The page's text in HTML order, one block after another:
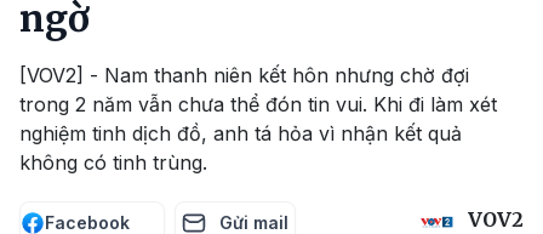
ngờ
[VOV2] - Nam thanh niên kết hôn nhưng chờ đợi
trong 2 năm vẫn chưa thể đón tin vui. Khi đi làm xét
nghiệm tinh dịch đồ, anh tá hỏa vì nhận kết quả
không có tinh trùng.
Facebook Gửi mail VOV2